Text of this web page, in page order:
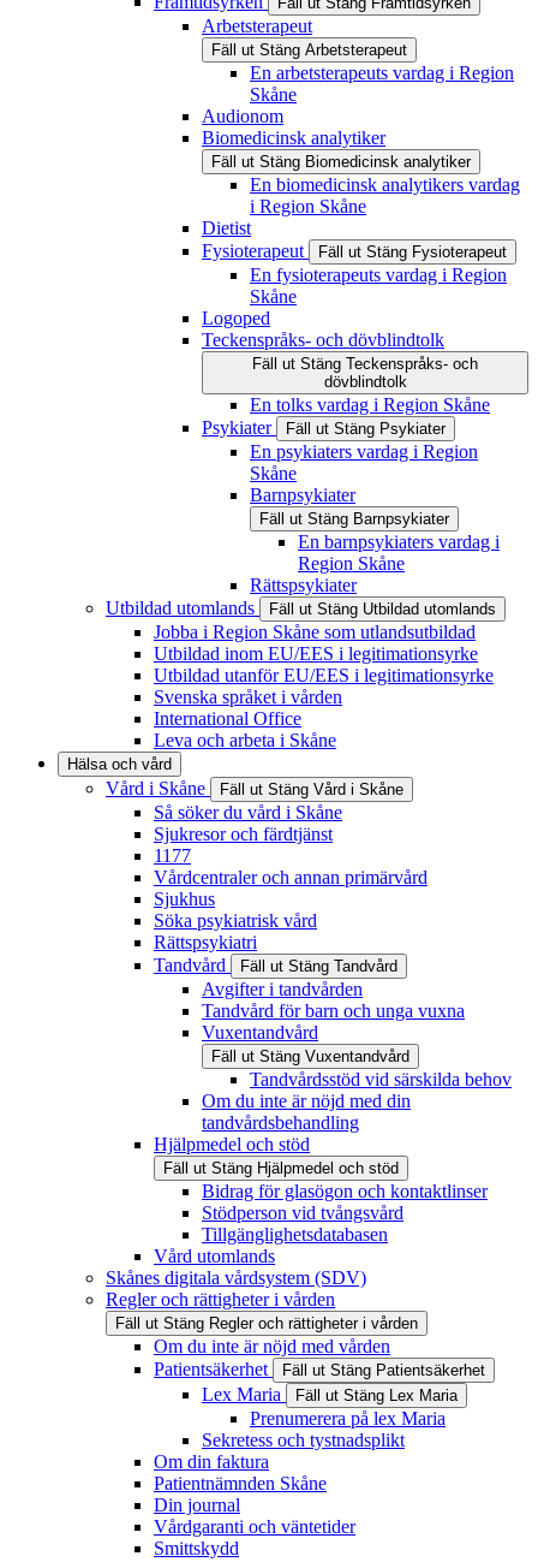
Arbetsterapeut
Fäll ut Stäng Arbetsterapeut
En arbetsterapeuts vardag i Region
Skåne
Audionom
Biomedicinsk analytiker
Fäll ut Stäng Biomedicinsk analytiker
En biomedicinsk analytikers vardag
i Region Skåne
Dietist
Fysioterapeut
Fäll ut Stäng Fysioterapeut
En fysioterapeuts vardag i Region
Skåne
Logoped
Teckenspråks- och dövblindtolk
Fäll ut Stäng Teckenspråks- och
dövblindtolk
En tolks vardag i Region Skåne
Psykiater
Fäll ut Stäng Psykiater
En psykiaters vardag i Region
Skåne
Barnpsykiater
Fäll ut Stäng Barnpsykiater
En barnpsykiaters vardag i
Region Skåne
Rättspsykiater
Utbildad utomlands
Fäll ut Stäng Utbildad utomlands
Jobba i Region Skåne som utlandsutbildad
Utbildad inom EU/EES i legitimationsyrke
Utbildad utanför EU/EES i legitimationsyrke
Svenska språket i vården
International Office
Leva och arbeta i Skåne
Hälsa och vård
Vård i Skåne Fäll ut Stäng Vård i Skåne
Så söker du vård i Skåne
Sjukresor och färdtjänst
1177
Vårdcentraler och annan primärvård
Sjukhus
Söka psykiatrisk vård
Rättspsykiatri
Tandvård
Fäll ut Stäng Tandvård
Avgifter i tandvården
Tandvård för barn och unga vuxna
Vuxentandvård
Fäll ut Stäng Vuxentandvård
Tandvårdsstöd vid särskilda behov
Om du inte är nöjd med din
tandvårdsbehandling
Hjälpmedel och stöd
Fäll ut Stäng Hjälpmedel och stöd
Bidrag för glasögon och kontaktlinser
Stödperson vid tvångsvård
Tillgänglighetsdatabasen
Vård utomlands
Skånes digitala vårdsystem (SDV)
Regler och rättigheter i vården
Fäll ut Stäng Regler och rättigheter i vården
Om du inte är nöjd med vården
Patientsäkerhet
Fäll ut Stäng Patientsäkerhet
Lex Maria Fäll ut Stäng Lex Maria
Prenumerera på lex Maria
Sekretess och tystnadsplikt
Om din faktura
Patientnämnden Skåne
Din journal
Vårdgaranti och väntetider
Smittskydd